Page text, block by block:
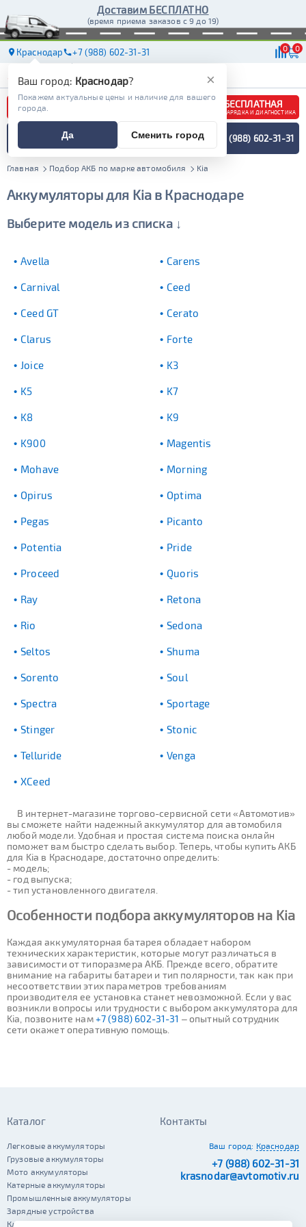
Доставим БЕСПЛАТНО
(время приема заказов с 9 до 19)
Краснодар +7 (988) 602-31-31 0 0
АКБ ДОСТАВКА
БЕСПЛАТНАЯ
ЗАРЯДКА И ДИАГНОСТИКА
ПОДБОР АККУМУЛЯТОРА
СПЕЦИАЛИСТОМ +7 (988) 602-31-31
Главная Подбор АКБ по марке автомобиля Kia
Аккумуляторы для Kia в Краснодаре
Выберите модель из списка ↓
Avella Carens
Carnival Ceed
Ceed GT Cerato
Clarus Forte
Joice K3
K5 K7
K8 K9
K900 Magentis
Mohave Morning
Opirus Optima
Pegas Picanto
Potentia Pride
Proceed Quoris
Ray Retona
Rio Sedona
Seltos Shuma
Sorento Soul
Spectra Sportage
Stinger Stonic
Telluride Venga
XCeed
В интернет-магазине торгово-сервисной сети «Автомотив»
вы сможете найти надежный аккумулятор для автомобиля
любой модели. Удобная и простая система поиска онлайн
поможет вам быстро сделать выбор. Теперь, чтобы купить АКБ
для Kia в Краснодаре, достаточно определить:
- модель;
- год выпуска;
- тип установленного двигателя.
Особенности подбора аккумуляторов на Kia
Каждая аккумуляторная батарея обладает набором
технических характеристик, которые могут различаться в
зависимости от типоразмера АКБ. Прежде всего, обратите
внимание на габариты батареи и тип полярности, так как при
несоответствии этих параметров требованиям
производителя ее установка станет невозможной. Если у вас
возникли вопросы или трудности с выбором аккумулятора для
Kia, позвоните нам+7 (988) 602-31-31 – опытный сотрудник
сети окажет оперативную помощь.
×
Ваш город: Краснодар?
Покажем актуальные цены и наличие для вашего
города.
Да Сменить город
Каталог
Легковые аккумуляторы
Грузовые аккумуляторы
Мото аккумуляторы
Катерные аккумуляторы
Промышленные аккумуляторы
Зарядные устройства
Клеммы
Контакты
Ваш город: Краснодар
+7 (988) 602-31-31
krasnodar@avtomotiv.ru